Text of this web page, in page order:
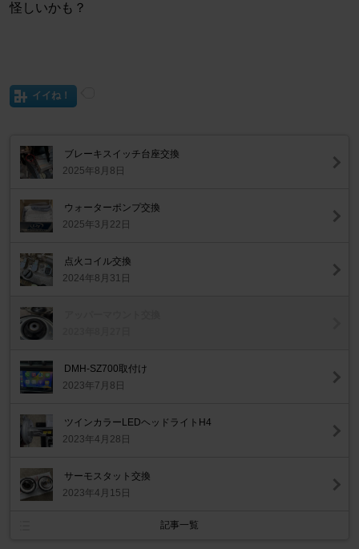
怪しいかも？
イイね！
ブレーキスイッチ台座交換
2025年8月8日
ウォーターポンプ交換
2025年3月22日
点火コイル交換
2024年8月31日
DMH-SZ700取付け
2023年7月8日
ツインカラーLEDヘッドライトH4
2023年4月28日
サーモスタット交換
2023年4月15日
記事一覧